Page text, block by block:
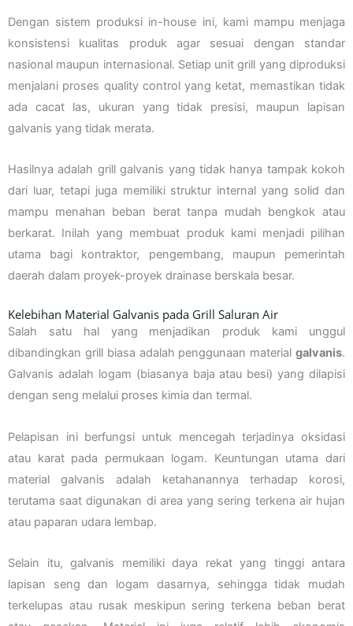
Dengan sistem produksi in-house ini, kami mampu menjaga
konsistensi kualitas produk agar sesuai dengan standar
nasional maupun internasional. Setiap unit grill yang diproduksi
menjalani proses quality control yang ketat, memastikan tidak
ada cacat las, ukuran yang tidak presisi, maupun lapisan
galvanis yang tidak merata.
Hasilnya adalah grill galvanis yang tidak hanya tampak kokoh
dari luar, tetapi juga memiliki struktur internal yang solid dan
mampu menahan beban berat tanpa mudah bengkok atau
berkarat. Inilah yang membuat produk kami menjadi pilihan
utama bagi kontraktor, pengembang, maupun pemerintah
daerah dalam proyek-proyek drainase berskala besar.
Kelebihan Material Galvanis pada Grill Saluran Air
Salah satu hal yang menjadikan produk kami unggul
dibandingkan grill biasa adalah penggunaan material galvanis.
Galvanis adalah logam (biasanya baja atau besi) yang dilapisi
dengan seng melalui proses kimia dan termal.
Pelapisan ini berfungsi untuk mencegah terjadinya oksidasi
atau karat pada permukaan logam. Keuntungan utama dari
material galvanis adalah ketahanannya terhadap korosi,
terutama saat digunakan di area yang sering terkena air hujan
atau paparan udara lembap.
Selain itu, galvanis memiliki daya rekat yang tinggi antara
lapisan seng dan logam dasarnya, sehingga tidak mudah
terkelupas atau rusak meskipun sering terkena beban berat